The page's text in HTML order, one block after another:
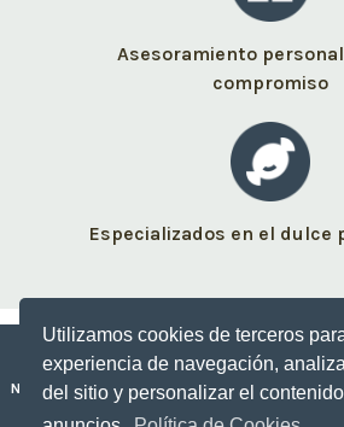
Utilizamos cookies de terceros
experiencia de navegación,
del sitio y personalizar el
Asesoramiento
compromiso
Especializados en el dulce
Nuestros dulces personalizados